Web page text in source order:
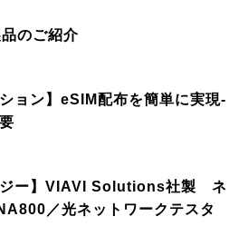
のご紹介
ョン】eSIM配布を簡単に実現-
ジー】VIAVI Solutions社製 ネ
／光ネットワークテスタ